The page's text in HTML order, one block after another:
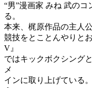
“男”漫画家 みね 武の
る。
本来、梶原作品の主人
競技をとことんやりと
V』
ではキックボクシング
メ
インに取り上げている